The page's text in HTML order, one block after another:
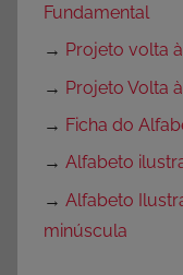
Fundamental
→ Projeto volta
→ Projeto Volta
→ Ficha do
→ Alfabeto
→ Alfabeto
minúscula